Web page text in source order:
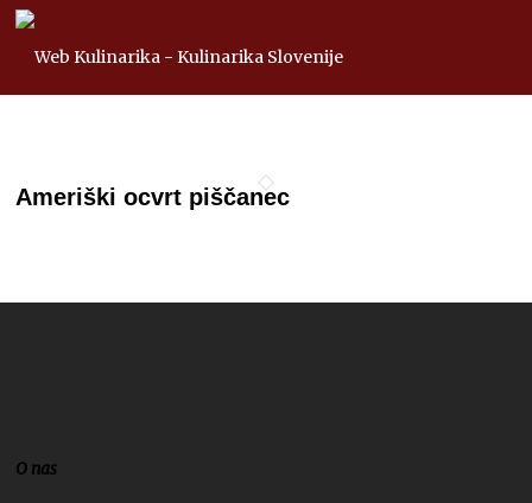
Ameriški ocvrt piščanec
O nas